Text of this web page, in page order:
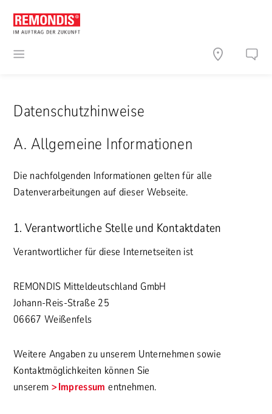
Datenschutzhinweise
A. Allgemeine Informationen
Die nachfolgenden Informationen gelten für alle
Datenverarbeitungen auf dieser Webseite.
1. Verantwortliche Stelle und Kontaktdaten
Verantwortlicher für diese Internetseiten ist
REMONDIS Mitteldeutschland GmbH
Johann-Reis-Straße 25
06667 Weißenfels
Weitere Angaben zu unserem Unternehmen sowie
Kontaktmöglichkeiten können Sie
unserem
Impressum entnehmen.